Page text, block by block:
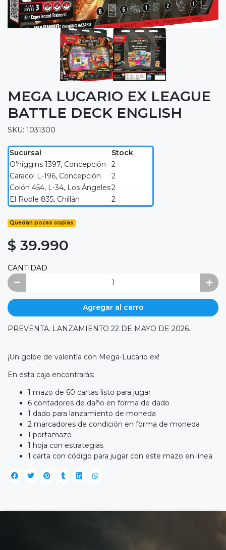
MEGA LUCARIO EX LEAGUE
BATTLE DECK ENGLISH
SKU: 1031300
Sucursal
Stock
O'higgins 1397, Concepción
2
Caracol L-196, Concepción
2
Colón 454, L-34, Los Ángeles2
El Roble 835, Chillán
2
Quedan pocas copias
$ 39.990
CANTIDAD
Agregar al carro
PREVENTA. LANZAMIENTO 22 DE MAYO DE 2026.
¡Un golpe de valentía con Mega-Lucario ex!
En esta caja encontrarás:
1 mazo de 60 cartas listo para jugar
6 contadores de daño en forma de dado
1 dado para lanzamiento de moneda
2 marcadores de condición en forma de moneda
1 portamazo
1 hoja con estrategias
1 carta con código para jugar con este mazo en línea